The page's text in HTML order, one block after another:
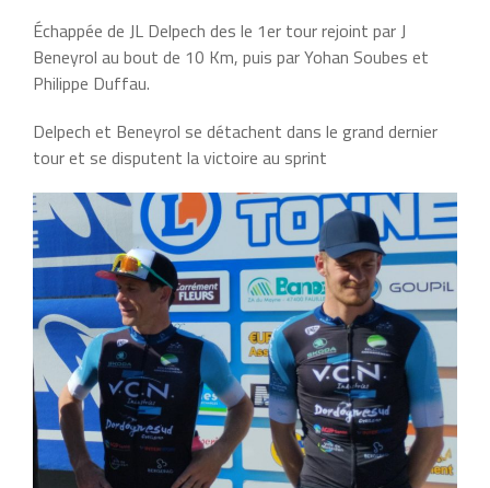
Échappée de JL Delpech des le 1er tour rejoint par J
Beneyrol au bout de 10 Km, puis par Yohan Soubes et
Philippe Duffau.
Delpech et Beneyrol se détachent dans le grand dernier
tour et se disputent la victoire au sprint